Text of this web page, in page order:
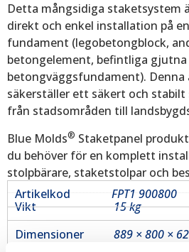
Detta mångsidiga staketsystem
direkt och enkel installation på
fundament (legobetongblock,
betongelement, befintliga gjutna
betongväggsfundament). Denna
säkerställer ett säkert och stabilt
från stadsområden till
Blue Molds® Staketpanel
du behöver för en komplett
stolpbärare, staketstolpar och
Artikelkod
FPT1 900800
Vikt
15 kg
Dimensioner
889 × 800 ×